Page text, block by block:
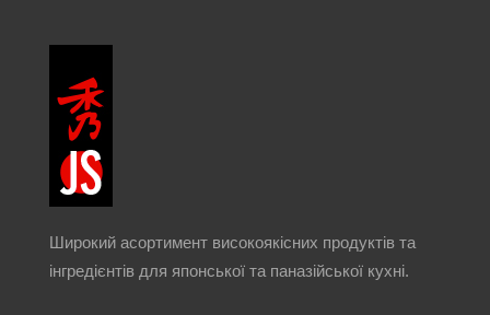
Широкий асортимент високоякісних продуктів та
інгредієнтів для японської та паназійської кухні.